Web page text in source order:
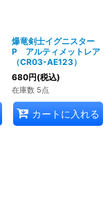
爆竜剣士イグニスター
P アルティメットレア
（CR03-AE123）
680円(税込)
在庫数 5点
カートに入れる